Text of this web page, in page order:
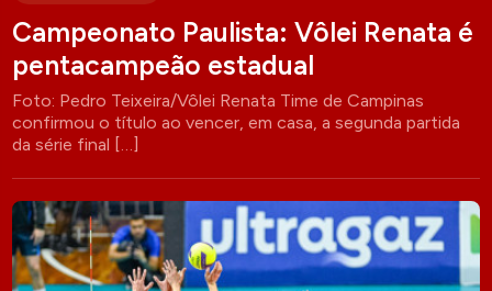
Campeonato Paulista: Vôlei Renata é
pentacampeão estadual
Foto: Pedro Teixeira/Vôlei Renata Time de Campinas
confirmou o título ao vencer, em casa, a segunda partida
da série final […]